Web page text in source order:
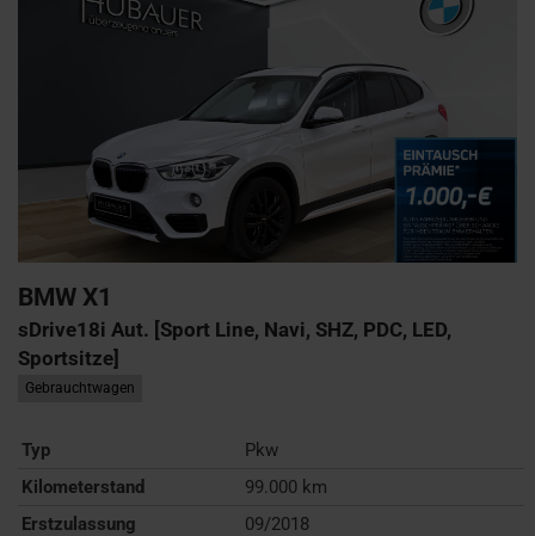
BMW X1
sDrive18i Aut. [Sport Line, Navi, SHZ, PDC, LED,
Sportsitze]
Gebrauchtwagen
Typ
Pkw
Kilometerstand
99.000 km
Erstzulassung
09/2018